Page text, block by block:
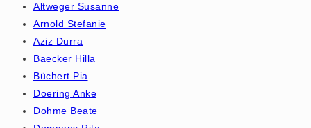
Altweger Susanne
Arnold Stefanie
Aziz Durra
Baecker Hilla
Büchert Pia
Doering Anke
Dohme Beate